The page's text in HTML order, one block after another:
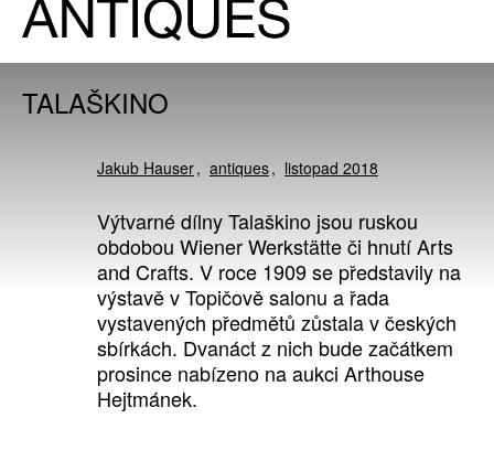
TALAŠKINO
Jakub Hauser antiques listopad 2018
Výtvarné dílny Talaškino jsou ruskou
obdobou Wiener Werkstätte či hnutí Arts
and Crafts. V roce 1909 se představily na
výstavě v Topičově salonu a řada
vystavených předmětů zůstala v českých
sbírkách. Dvanáct z nich bude začátkem
prosince nabízeno na aukci Arthouse
Hejtmánek.